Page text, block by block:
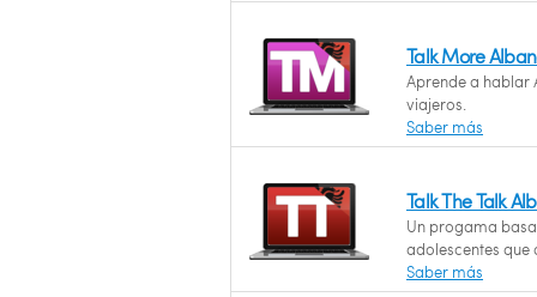
Talk More
Aprende a hablar
viajeros.
Saber más
Talk The Talk
Un progama
adolescentes que
Saber más